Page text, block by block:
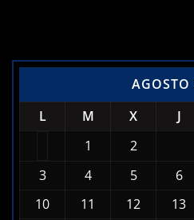
X J
1
2
4 5
10
11 12 13
17
18 19 20